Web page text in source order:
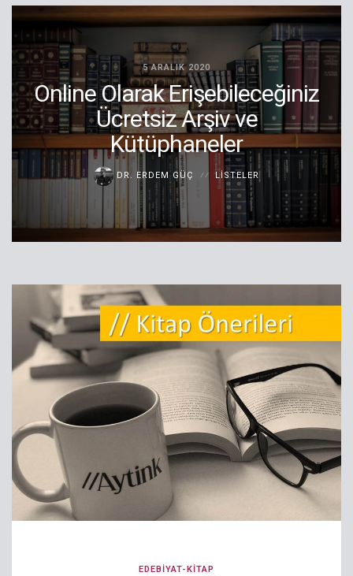
5 ARALIK 2020
Online Olarak Erişebileceğiniz
Ücretsiz Arşiv ve
Kütüphaneler
DR. ERDEM GÜÇ LISTELER
EDEBIYAT-KITAP